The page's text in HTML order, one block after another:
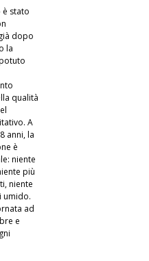
è stato
dopo
la
qualità
A
anni, la
è
niente
più
niente
umido.
ad
e